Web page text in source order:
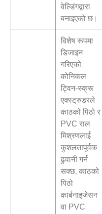
वेल्डिंगद्वारा
बनाइएको छ।
विशेष रूपमा
डिजाइन
गरिएको
कोनिकल
ट्विन-स्क्रू
एक्स्ट्रुडरले
काठको पिठो र
PVC राल
मिश्रणलाई
कुशलतापूर्वक
ढुवानी गर्न
सक्छ, काठको
पिठो
कार्बनाइजेसन
वा PVC